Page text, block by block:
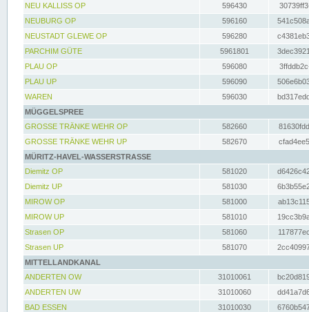
NEU KALLISS OP
596430
NEUBURG OP
596160
NEUSTADT GLEWE OP
596280
PARCHIM GÜTE
5961801
PLAU OP
596080
PLAU UP
596090
WAREN
596030
MÜGGELSPREE
GROSSE TRÄNKE WEHR OP
582660
GROSSE TRÄNKE WEHR UP
582670
MÜRITZ-HAVEL-WASSERSTRASSE
Diemitz OP
581020
Diemitz UP
581030
MIROW OP
581000
MIROW UP
581010
Strasen OP
581060
Strasen UP
581070
MITTELLANDKANAL
ANDERTEN OW
31010061
ANDERTEN UW
31010060
BAD ESSEN
31010030